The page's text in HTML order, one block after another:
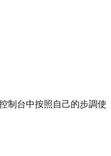
制台中按照自己的步調使